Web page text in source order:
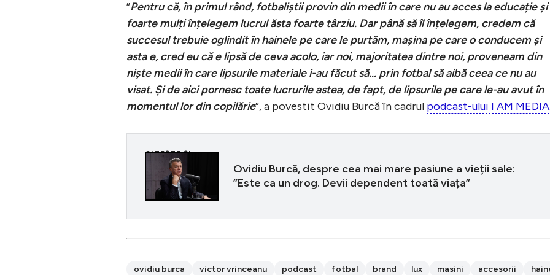
”Pentru că, în primul rând, fotbaliștii provin din medii în care nu au acces la educație și
foarte mulți înțelegem lucrul ăsta foarte târziu. Dar până să îl înțelegem, credem că
succesul trebuie oglindit în hainele pe care le purtăm, mașina pe care o conducem și
asta e, cred eu că e lipsă de ceva acolo, iar noi, majoritatea dintre noi, proveneam din
niște medii în care lipsurile materiale i-au făcut să… prin fotbal să aibă ceea ce nu au
visat. Și de aici pornesc toate lucrurile astea, de fapt, de lipsurile pe care le-au avut în
momentul lor din copilărie”, a povestit Ovidiu Burcă în cadrul podcast-ului I AM MEDIA
CITEȘTE ȘI
Ovidiu Burcă, despre cea mai mare pasiune a vieții sale:
”Este ca un drog. Devii dependent toată viața”
ovidiu burca victor vrinceanu podcast fotbal brand lux masini accesorii